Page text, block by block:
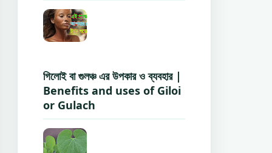
গিলোই বা গুলঞ্চ এর উপকার ও ব্যবহার |
Benefits and uses of Giloi
or Gulach